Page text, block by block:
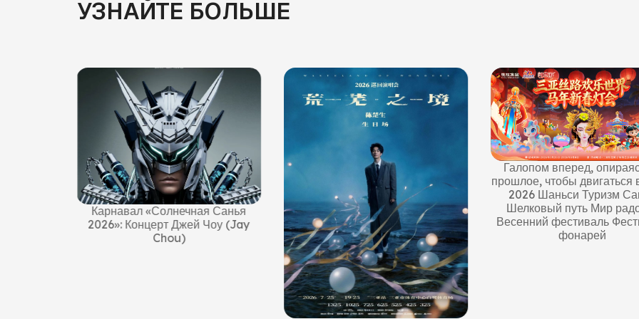
УЗНАЙТЕ БОЛЬШЕ
Галопом вперед, опираясь на
прошлое, чтобы двигаться вперед
2026 Шаньси Туризм Санья
Шелковый путь Мир радости
Весенний фестиваль Фестиваль
фонарей
Haitang Equestrian ·
Крупномасштабное
визуальное конное
«Танцующие лошади
горизонте»